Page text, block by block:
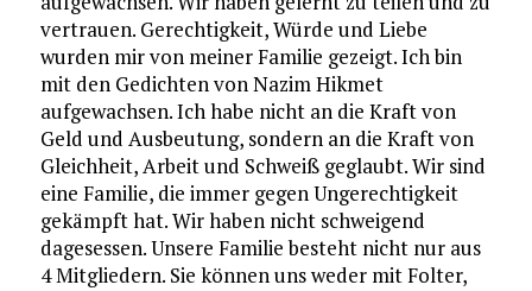
vertrauen. Gerechtigkeit, Würde und Liebe
wurden mir von meiner Familie gezeigt. Ich bin
mit den Gedichten von Nazim Hikmet
aufgewachsen. Ich habe nicht an die Kraft von
Geld und Ausbeutung, sondern an die Kraft von
Gleichheit, Arbeit und Schweiß geglaubt. Wir sind
eine Familie, die immer gegen Ungerechtigkeit
gekämpft hat. Wir haben nicht schweigend
dagesessen. Unsere Familie besteht nicht nur aus
4 Mitgliedern. Sie können uns weder mit Folter,